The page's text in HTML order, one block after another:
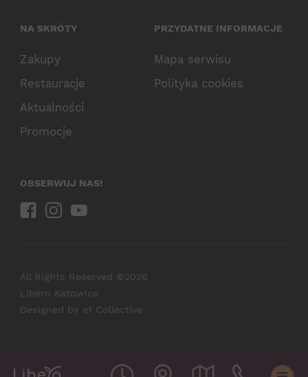
NA SKRÓTY
Zakupy
Restauracje
Aktualności
Promocje
PRZYDATNE INFORMACJE
Mapa serwisu
Polityka cookies
OBSERWUJ NAS!
All Rights Reserved ©2026
Libero Katowice
Designed by e1 Collective